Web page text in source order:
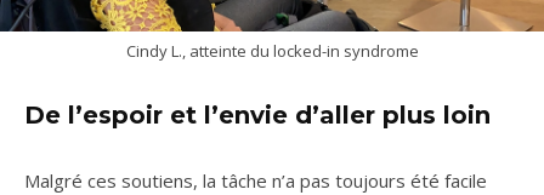
Cindy L., atteinte du locked-in syndrome
De l’espoir et l’envie d’aller plus loin
Malgré ces soutiens, la tâche n’a pas toujours été facile